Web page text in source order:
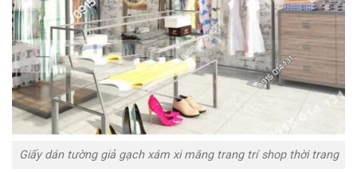
Giấy dán tường giả gạch xám xi măng trang trí shop thời trang